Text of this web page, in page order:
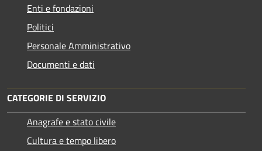
Enti e fondazioni
Politici
Personale Amministrativo
Documenti e dati
CATEGORIE DI SERVIZIO
Anagrafe e stato civile
Cultura e tempo libero